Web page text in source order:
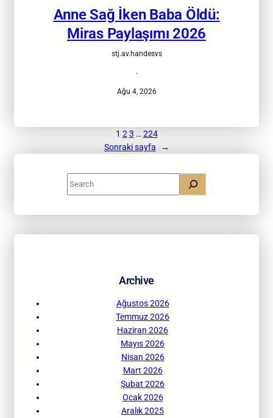
Anne Sağ İken Baba Öldü:
Miras Paylaşımı 2026
stj.av.handesvs
·
Ağu 4, 2026
1 2 3 … 224
Sonraki sayfa
→
e
c
Archive
Ağustos 2026
Temmuz 2026
Haziran 2026
Mayıs 2026
Nisan 2026
Mart 2026
Şubat 2026
Ocak 2026
Aralık 2025